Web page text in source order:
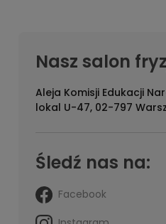
Nasz salon
Aleja Komisji Edukacji
lokal U-47, 02-797
Śledź nas na:
Facebook